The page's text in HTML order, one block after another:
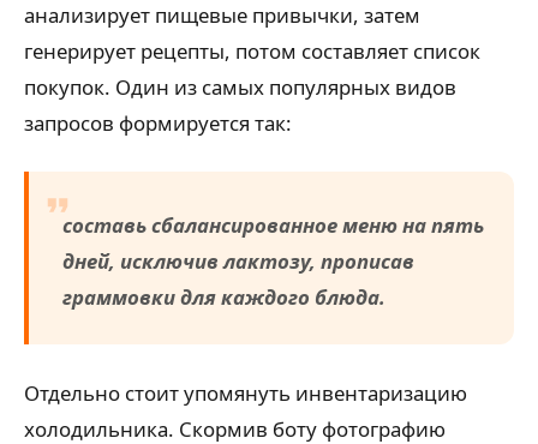
анализирует пищевые привычки, затем
генерирует рецепты, потом составляет список
покупок. Один из самых популярных видов
запросов формируется так:
составь сбалансированное меню на пять
дней, исключив лактозу, прописав
граммовки для каждого блюда.
Отдельно стоит упомянуть инвентаризацию
холодильника. Скормив боту фотографию